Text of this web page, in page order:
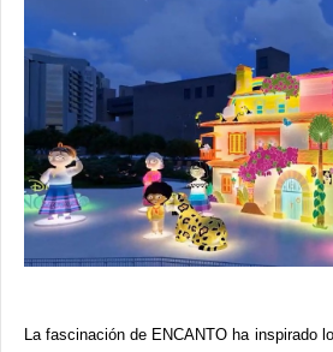
La fascinación de ENCANTO ha inspirado